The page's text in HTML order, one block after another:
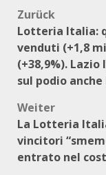
Zurück
Lotteria Italia:
venduti (+1,8
(+38,9%).
sul podio
Weiter
La Lotteria
vincitori
entrato nel